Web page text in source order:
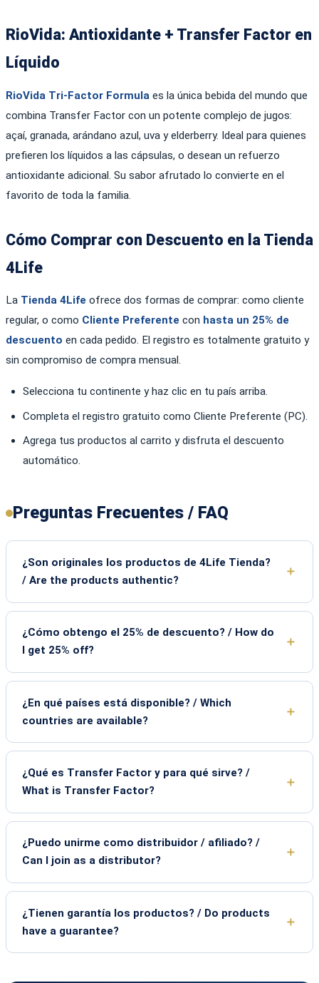
RioVida: Antioxidante + Transfer Factor en
Líquido
RioVida Tri-Factor Formula es la única bebida del mundo que
combina Transfer Factor con un potente complejo de jugos:
açaí, granada, arándano azul, uva y elderberry. Ideal para quienes
prefieren los líquidos a las cápsulas, o desean un refuerzo
antioxidante adicional. Su sabor afrutado lo convierte en el
favorito de toda la familia.
Cómo Comprar con Descuento en la Tienda
4Life
La Tienda 4Life ofrece dos formas de comprar: como cliente
regular, o como Cliente Preferente con hasta un 25% de
descuento en cada pedido. El registro es totalmente gratuito y
sin compromiso de compra mensual.
Selecciona tu continente y haz clic en tu país arriba.
Completa el registro gratuito como Cliente Preferente (PC).
Agrega tus productos al carrito y disfruta el descuento
automático.
Preguntas Frecuentes / FAQ
¿Son originales los productos de 4Life Tienda?
/ Are the products authentic?
¿Cómo obtengo el 25% de descuento? / How do
I get 25% off?
¿En qué países está disponible? / Which
countries are available?
¿Qué es Transfer Factor y para qué sirve? /
What is Transfer Factor?
¿Puedo unirme como distribuidor / afiliado? /
Can I join as a distributor?
¿Tienen garantía los productos? / Do products
have a guarantee?